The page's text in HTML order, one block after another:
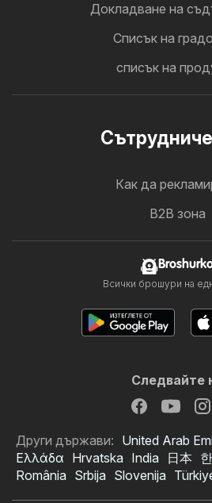
Докладване на
Cписък на
списък на
Как да
B2B зона
Всички брошури на
Следвайте
Други държави: United Arab
Ελλάδα Hrvatska India 日本
România Srbija Slovenija